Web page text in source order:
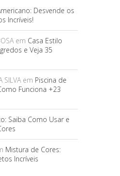
Desvende os
Incríveis!
em Casa Estilo
e Veja 35
SILVAem Piscina de
Funciona +23
Saiba Como Usar e
Mistura de Cores:
Incríveis